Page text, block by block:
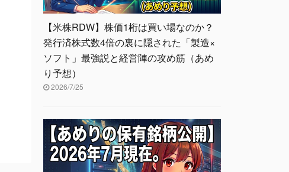
【米株RDW】株価1桁は買い場なのか？
発行済株式数4倍の裏に隠された「製造×
ソフト」最強説と経営陣の攻め筋（あめ
り予想）
2026/7/25